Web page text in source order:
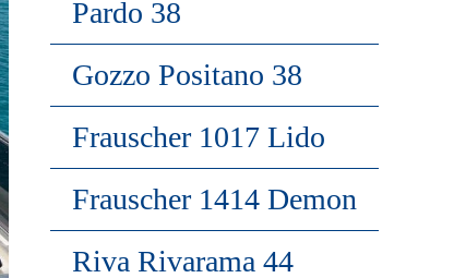
Pardo 38
Gozzo Positano 38
Frauscher 1017 Lido
Frauscher 1414 Demon
Riva Rivarama 44